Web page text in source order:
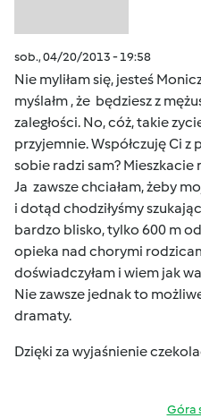
sob., 04/20/2013 - 19:58
Nie myliłam się, jesteś
myślałm , że będziesz z
zaległości. No, cóż, takie
przyjemnie. Współczuję Ci
sobie radzi sam?
Ja zawsze chciałam, żeby
i dotąd chodziłyśmy szukając
bardzo blisko, tylko 600 m
opieka nad chorymi
doświadczyłam i wiem jak
Nie zawsze jednak to
dramaty.
Dzięki za wyjaśnienie
Góra